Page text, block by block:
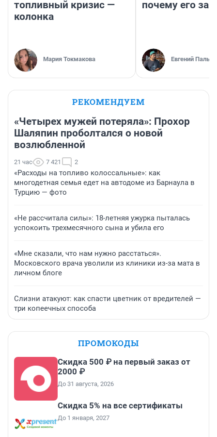
топливный кризис —
колонка
Мария Токмакова
почему его
Евгений
РЕКОМЕНДУЕМ
«Четырех мужей потеряла»: Прохор
Шаляпин проболтался о новой
возлюбленной
21 час 7 421 2
«Расходы на топливо колоссальные»: как
многодетная семья едет на автодоме из Барнаула в
Турцию — фото
«Не рассчитала силы»: 18-летняя ужурка пыталась
успокоить трехмесячного сына и убила его
«Мне сказали, что нам нужно расстаться».
Московского врача уволили из клиники из-за мата в
личном блоге
Слизни атакуют: как спасти цветник от вредителей —
три копеечных способа
ПРОМОКОДЫ
Скидка 500 ₽ на первый заказ от
2000 ₽
До 31 августа, 2026
Скидка 5% на все сертификаты
До 1 января, 2027